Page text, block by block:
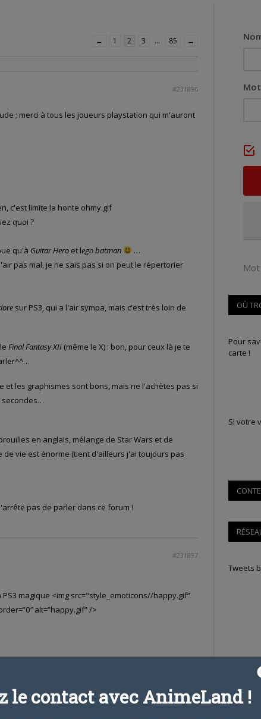
← 1 2 3 … 85 →
#231896
; merci à tous les joueurs playstation qui m'auront
c'est limite la honte ohmy.gif
quoi ?
qu'à Guitar Hero et lego batman
…
pas mal, je ne sais pas si on peut le répertorier
sur PS3, qui a l'air sympa, mais c'est très loin de
Final Fantasy XII (même le X) : bon, pour ceux là je te
et les graphismes sont bons, mais ne l'achètes pas si
secondes…
en anglais, mélange de Star Wars et de
de vie est énorme (tient d'ailleurs j'ai toujours pas
pas de parler dans ce forum !
#231897
magique <img src="style_emoticons//happy.gif”
alt=”happy.gif” />
OÙ
Pour
carte !
Si votre
Tweets
le contact avec AnimeLand !